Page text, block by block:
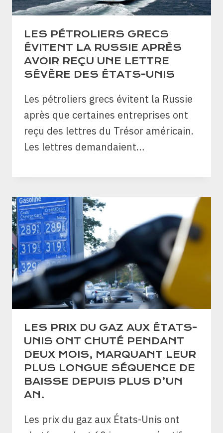
LES PÉTROLIERS GRECS
ÉVITENT LA RUSSIE APRÈS
AVOIR REÇU UNE LETTRE
SÉVÈRE DES ÉTATS-UNIS
Les pétroliers grecs évitent la Russie
après que certaines entreprises ont
reçu des lettres du Trésor américain.
Les lettres demandaient…
LES PRIX DU GAZ AUX ÉTATS-
UNIS ONT CHUTÉ PENDANT
DEUX MOIS, MARQUANT LEUR
PLUS LONGUE SÉQUENCE DE
BAISSE DEPUIS PLUS D’UN
AN.
Les prix du gaz aux États-Unis ont